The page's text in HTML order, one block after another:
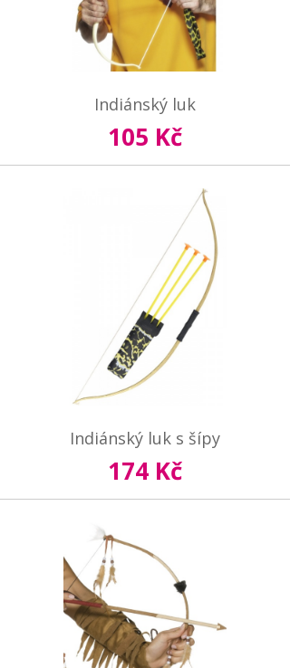
Indiánský luk
105 Kč
Indiánský luk s šípy
174 Kč